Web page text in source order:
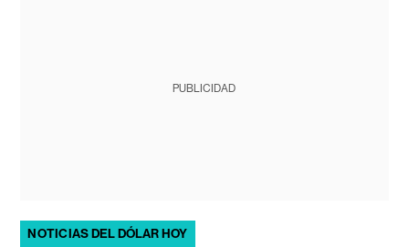
PUBLICIDAD
NOTICIAS DEL DÓLAR HOY